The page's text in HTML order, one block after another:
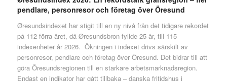
pendlare, personresor och företag över Öresund
Øresundsindexet har stigit till en ny nivå från det tidigare rekordet
på 112 förra året, då Øresundsbron fyllde 25 år, till 115
indexenheter år 2026. Ökningen i indexet drivs särskilt av
personresor, pendlare och företag över Öresund. Det bidrar till att
göra Öresundsregionen till en starkare arbetsmarknadsregion.
Endast en indikator har gått tillbaka – danska fritidshus i